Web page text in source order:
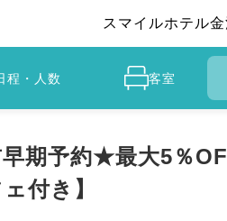
スマイルホテル
程・人数 客室
期予約★最大5％
付き】